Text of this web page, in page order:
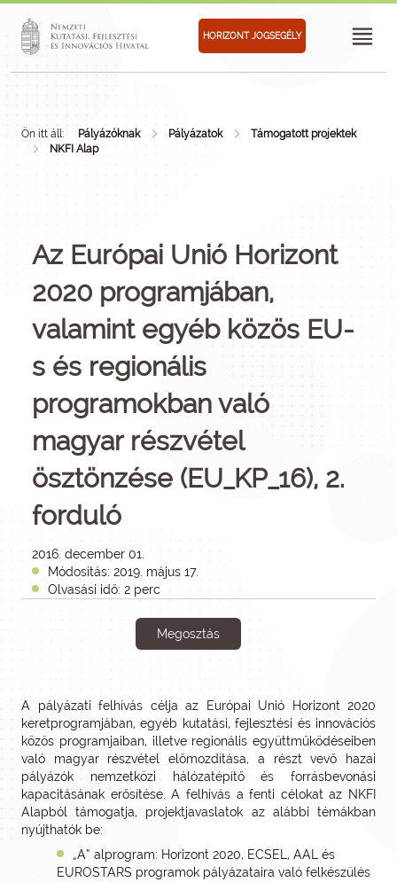
HORIZONT JOGSEGÉLY
Ön itt áll: Pályázóknak Pályázatok
Támogatott projektek
NKFI Alap
Az Európai Unió Horizont
2020 programjában,
valamint egyéb közös EU-
s és regionális
programokban való
magyar részvétel
ösztönzése (EU_KP_16), 2.
forduló
2016. december 01.
Módosítás: 2019. május 17.
Olvasási idő: 2 perc
Megosztás
A pályázati felhívás célja az Európai Unió Horizont 2020
keretprogramjában, egyéb kutatási, fejlesztési és innovációs
közös programjaiban, illetve regionális együttműködéseiben
való magyar részvétel előmozdítása, a részt vevő hazai
pályázók nemzetközi hálózatépítő és forrásbevonási
kapacitásának erősítése. A felhívás a fenti célokat az NKFI
Alapból támogatja, projektjavaslatok az alábbi témákban
nyújthatók be:
„A” alprogram: Horizont 2020, ECSEL, AAL és
EUROSTARS programok pályázataira való felkészülés